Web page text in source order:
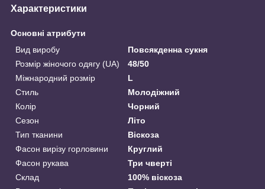
Характеристики
Основні атрибути
Вид виробу
Повсякденна сукня
Розмір жіночого одягу (UA)
48/50
Міжнародний розмір
L
Стиль
Молодіжний
Колір
Чорний
Сезон
Літо
Тип тканини
Віскоза
Фасон вирізу горловини
Круглий
Фасон рукава
Три чверті
Склад
100% віскоза